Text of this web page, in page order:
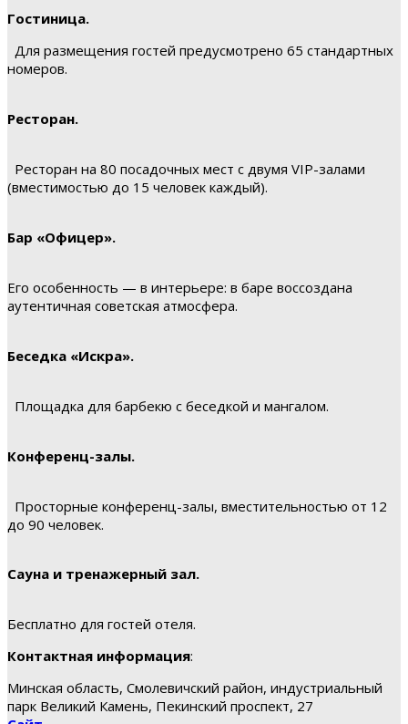
Гостиница.
Для размещения гостей предусмотрено 65 стандартных
номеров.
Ресторан.
Ресторан на 80 посадочных мест с двумя VIP-залами
(вместимостью до 15 человек каждый).
Бар «Офицер».
Его особенность — в интерьере: в баре воссоздана
аутентичная советская атмосфера.
Беседка «Искра».
Площадка для барбекю с беседкой и мангалом.
Конференц-залы.
Просторные конференц-залы, вместительностью от 12
до 90 человек.
Сауна и тренажерный зал.
Бесплатно для гостей отеля.
Контактная информация:
Минская область, Смолевичский район, индустриальный
парк Великий Камень, Пекинский проспект, 27